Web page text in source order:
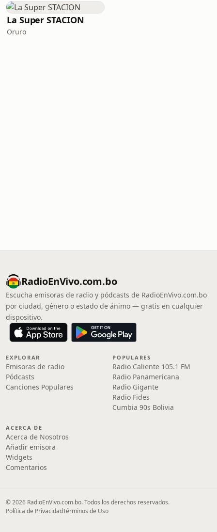
La Super STACION
Oruro
RadioEnVivo.com.bo
Escucha emisoras de radio y pódcasts de RadioEnVivo.com.bo
por ciudad, género o estado de ánimo — gratis en cualquier
dispositivo.
EXPLORAR
Emisoras de radio
Pódcasts
Canciones Populares
POPULARES
Radio Caliente 105.1 FM
Radio Panamericana
Radio Gigante
Radio Fides
Cumbia 90s Bolivia
ACERCA DE
Acerca de Nosotros
Añadir emisora
Widgets
Comentarios
© 2026 RadioEnVivo.com.bo. Todos los derechos reservados.
Política de PrivacidadTérminos de Uso